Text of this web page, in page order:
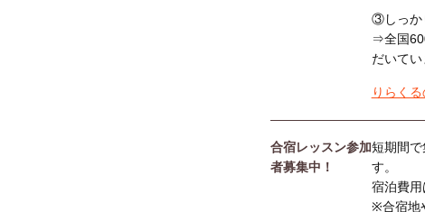
③しっか
⇒全国
だいてい
りらく
合宿レッスン参加
者募集中！
短期間
す。
宿泊費用
※合宿地